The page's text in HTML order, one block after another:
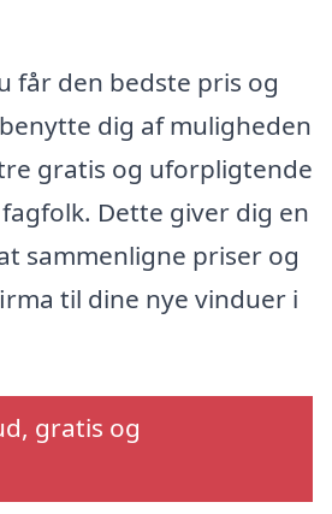
får den bedste pris og
dig af muligheden
gratis og uforpligtende
Dette giver dig en
sammenligne priser og
til dine nye vinduer i
gratis og